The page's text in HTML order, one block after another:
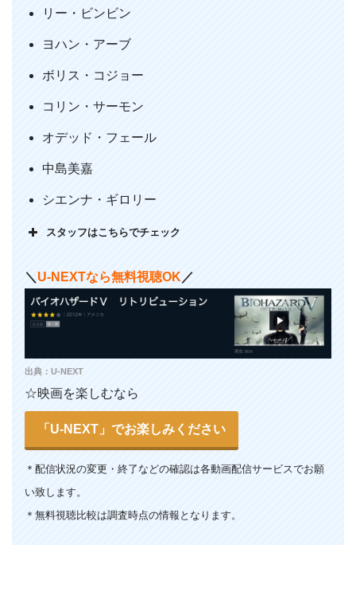
た中島美嘉との対決は見もの、リッカー
でかすぎ！面白かった！
2020
リー・ビンビン
ヨハン・アーブ
ボリス・コジョー
コリン・サーモン
オデッド・フェール
中島美嘉
シエンナ・ギロリー
スタッフはこちらでチェック
＼ U-NEXTなら無料視聴OK ／
出典：U-NEXT
☆映画を楽しむなら
「U-NEXT」でお楽しみください
＊ 配信状況の変更・終了などの確認は各動画配信サービスでお願
い致します。
＊無料視聴比較は調査時点の情報となります。